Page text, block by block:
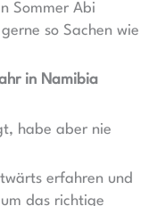
Sommer Abi
so Sachen wie
in Namibia
habe aber nie
erfahren und
das richtige